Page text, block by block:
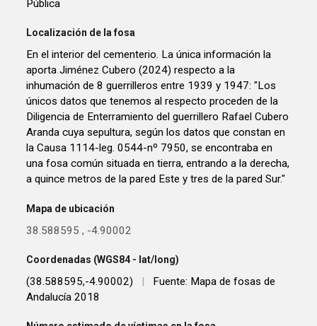
Pública
Localización de la fosa
En el interior del cementerio. La única información la
aporta Jiménez Cubero (2024) respecto a la
inhumación de 8 guerrilleros entre 1939 y 1947: "Los
únicos datos que tenemos al respecto proceden de la
Diligencia de Enterramiento del guerrillero Rafael Cubero
Aranda cuya sepultura, según los datos que constan en
la Causa 1114-leg. 0544-nº 7950, se encontraba en
una fosa común situada en tierra, entrando a la derecha,
a quince metros de la pared Este y tres de la pared Sur."
Mapa de ubicación
38.588595 , -4.90002
Coordenadas (WGS84 - lat/long)
(38.588595,-4.90002) |
Fuente: Mapa de fosas de
Andalucía 2018